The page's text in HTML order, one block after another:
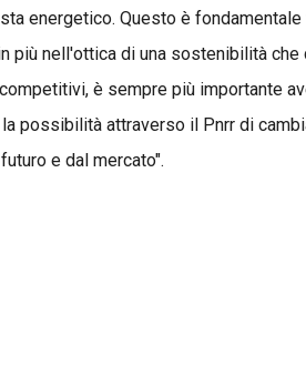
energetico. Questo è
più nell'ottica di una sostenibilità che
è sempre più importante
possibilità attraverso il Pnrr di
e dal mercato".